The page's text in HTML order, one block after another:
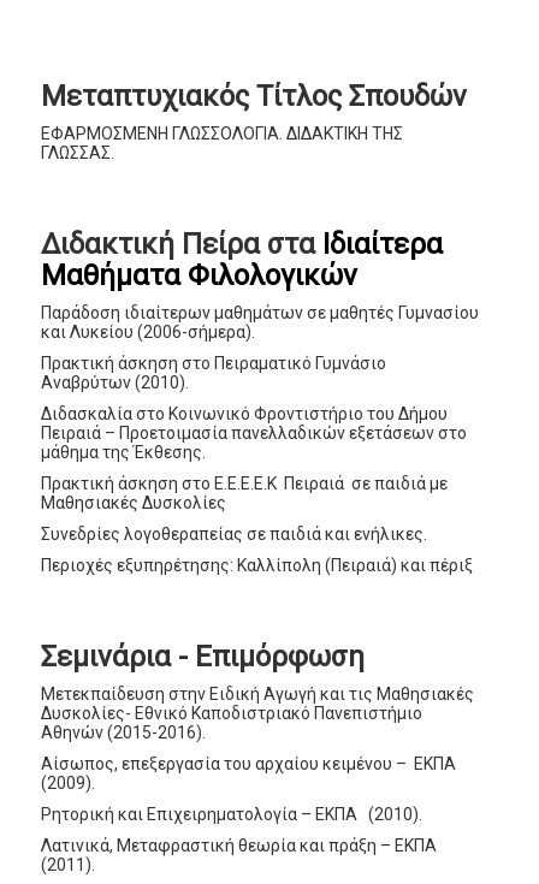
Μεταπτυχιακός Τίτλος Σπουδών
ΕΦΑΡΜΟΣΜΕΝΗ ΓΛΩΣΣΟΛΟΓΙΑ. ΔΙΔΑΚΤΙΚΗ ΤΗΣ
ΓΛΩΣΣΑΣ.
Διδακτική Πείρα στα Ιδιαίτερα
Μαθήματα Φιλολογικών
Παράδοση ιδιαίτερων μαθημάτων σε μαθητές Γυμνασίου
και Λυκείου (2006-σήμερα).
Πρακτική άσκηση στο Πειραματικό Γυμνάσιο
Αναβρύτων (2010).
Διδασκαλία στο Κοινωνικό Φροντιστήριο του Δήμου
Πειραιά – Προετοιμασία πανελλαδικών εξετάσεων στο
μάθημα της Έκθεσης.
Πρακτική άσκηση στο Ε.Ε.Ε.Ε.Κ Πειραιά σε παιδιά με
Μαθησιακές Δυσκολίες
Συνεδρίες λογοθεραπείας σε παιδιά και ενήλικες.
Περιοχές εξυπηρέτησης: Καλλίπολη (Πειραιά) και πέριξ
Σεμινάρια - Επιμόρφωση
Μετεκπαίδευση στην Ειδική Αγωγή και τις Μαθησιακές
Δυσκολίες- Εθνικό Καποδιστριακό Πανεπιστήμιο
Αθηνών (2015-2016).
Αίσωπος, επεξεργασία του αρχαίου κειμένου – ΕΚΠΑ
(2009).
Ρητορική και Επιχειρηματολογία – ΕΚΠΑ (2010).
Λατινικά, Mεταφραστική θεωρία και πράξη – ΕΚΠΑ
(2011).